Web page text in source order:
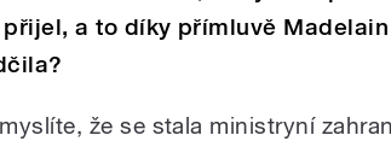
a to díky přímluvě
že se stala ministryní